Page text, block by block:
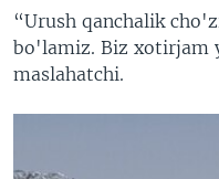
“Urush qanchalik
bo'lamiz. Biz xotirjam
maslahatchi.